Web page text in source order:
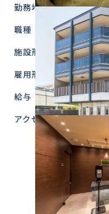
勤務地
東京都 杉並
職種
事務スタッフ
施設形態
介護付有料
雇用形態
正社員
給与
月給
アクセス
東京都杉並
西武新宿線
西武新宿線
お電話で